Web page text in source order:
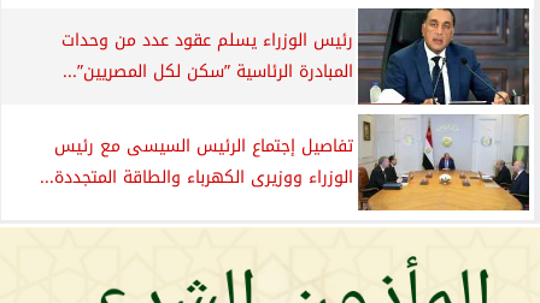
رئيس الوزراء يسلم عقود عدد من وحدات
المبادرة الرئاسية ”سكن لكل المصريين”...
تفاصيل إجتماع الرئيس السيسى مع رئيس
الوزراء ووزيرى الكهرباء والطاقة المتجددة...